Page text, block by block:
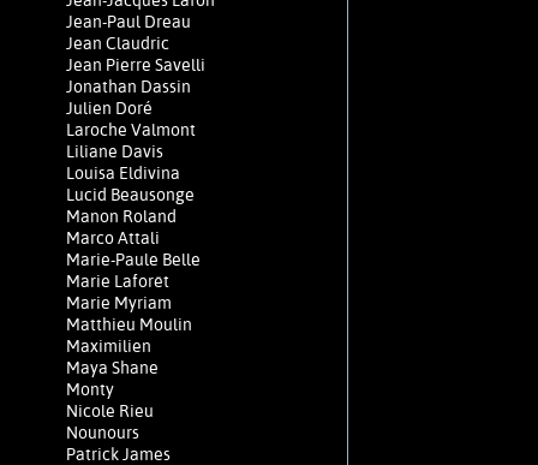
Jean-Paul Dreau
Jean Claudric
Jean Pierre Savelli
Jonathan Dassin
Julien Doré
Laroche Valmont
Liliane Davis
Louisa Eldivina
Lucid Beausonge
Manon Roland
Marco Attali
Marie-Paule Belle
Marie Laforêt
Marie Myriam
Matthieu Moulin
Maximilien
Maya Shane
Monty
Nicole Rieu
Nounours
Patrick James